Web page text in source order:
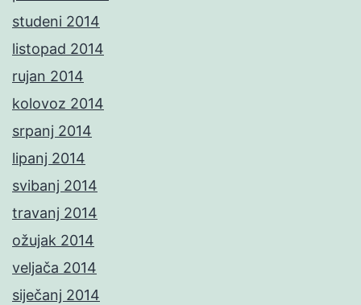
studeni 2014
listopad 2014
rujan 2014
kolovoz 2014
srpanj 2014
lipanj 2014
svibanj 2014
travanj 2014
ožujak 2014
veljača 2014
siječanj 2014